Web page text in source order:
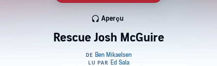
Rescue Josh McGuire
Aperçu